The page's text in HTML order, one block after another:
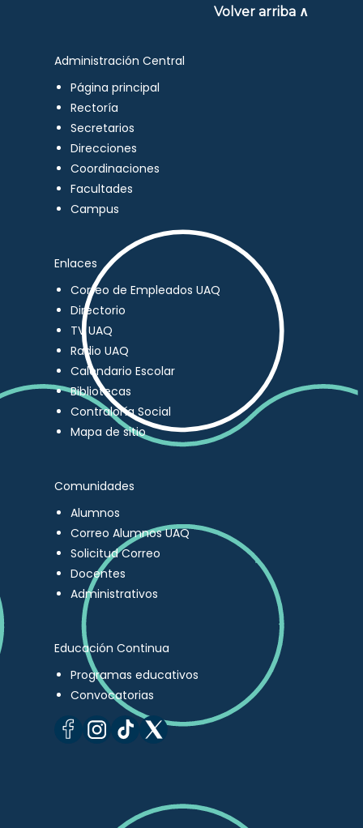
Volver arriba ∧
Administración Central
Página principal
Rectoría
Secretarios
Direcciones
Coordinaciones
Facultades
Campus
Enlaces
Correo de Empleados UAQ
Directorio
TV UAQ
Radio UAQ
Calendario Escolar
Bibliotecas
Contraloría Social
Mapa de sitio
Comunidades
Alumnos
Correo Alumnos UAQ
Solicitud Correo
Docentes
Administrativos
Educación Continua
Programas educativos
Convocatorias